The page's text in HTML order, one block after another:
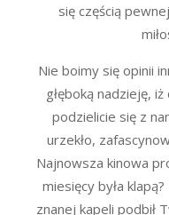
się częścią
Nie boimy się opinii
głęboką nadzieję,
podzielicie się z
urzekło,
Najnowsza kinowa
miesięcy była
znanej kapeli podbił